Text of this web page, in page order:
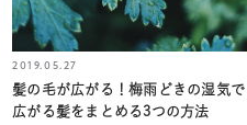
2019.05.27
髪の毛が広がる！梅雨どきの湿気で
広がる髪をまとめる3つの方法